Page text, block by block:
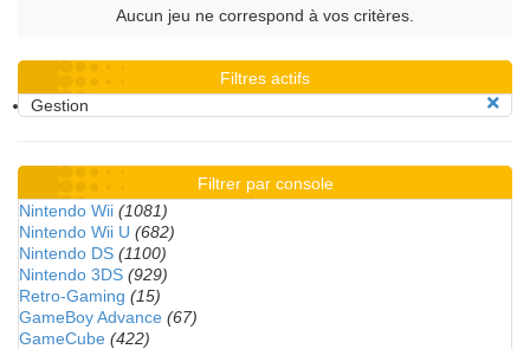
Aucun jeu ne correspond à vos critères.
Filtres actifs
Gestion
Filtrer par console
Nintendo Wii (1081)
Nintendo Wii U (682)
Nintendo DS (1100)
Nintendo 3DS (929)
Retro-Gaming (15)
GameBoy Advance (67)
GameCube (422)